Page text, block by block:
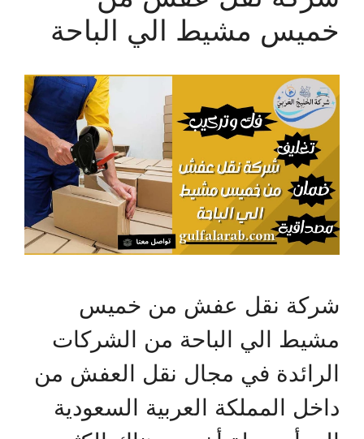
خميس مشيط الي الباحة
شركة نقل عفش من خميس
مشيط الي الباحة من الشركات
الرائدة في مجال نقل العفش من
داخل المملكة العربية السعودية